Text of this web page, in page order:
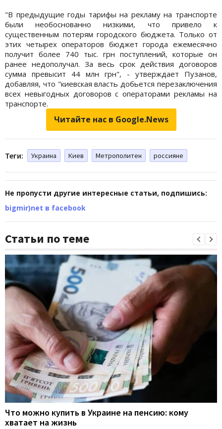
"В предыдущие годы тарифы на рекламу на транспорте
были необоснованно низкими, что привело к
существенным потерям городского бюджета. Только от
этих четырех операторов бюджет города ежемесячно
получит более 740 тыс. грн поступлений, которые он
ранее недополучал. За весь срок действия договоров
сумма превысит 44 млн грн", - утверждает Пузанов,
добавляя, что "киевская власть добьется перезаключения
всех невыгодных договоров с операторами рекламы на
транспорте.
Читайте нас в Google.News
Теги: Украина Киев Метрополитен россияне
Не пропусти другие интересные статьи, подпишись:
bigmir)net в facebook
Статьи по теме
Что можно купить в Украине на пенсию: кому
хватает на жизнь